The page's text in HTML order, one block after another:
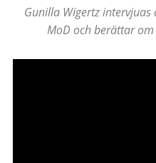
Gunilla Wigertz intervjuas
MoD och berättar